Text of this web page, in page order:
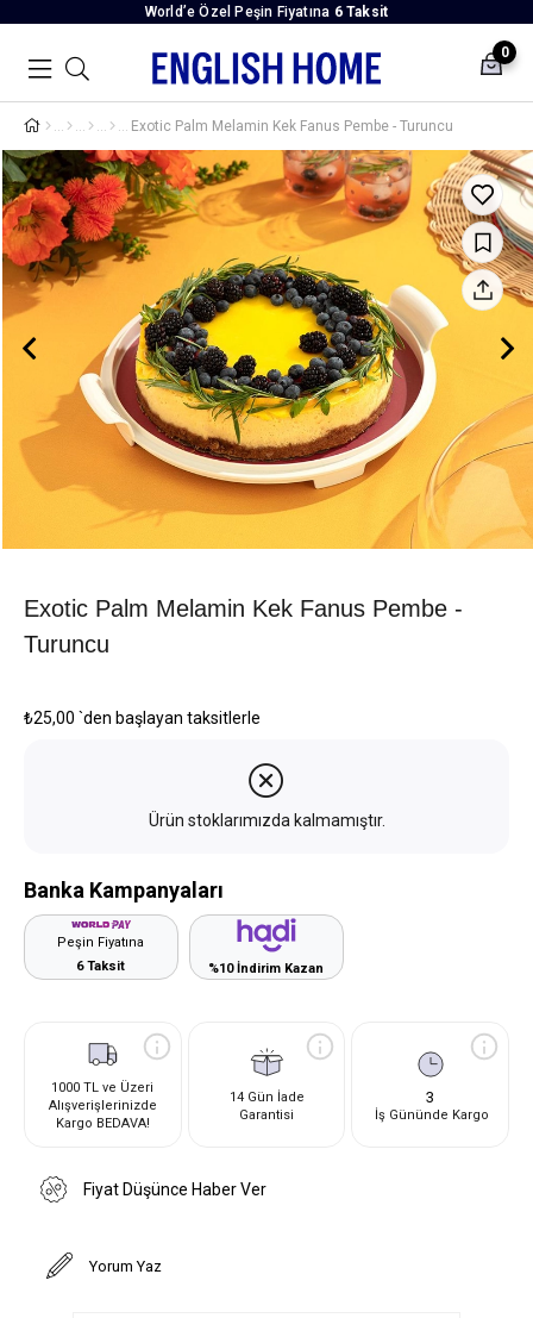
World’e Özel Peşin Fiyatına 6 Taksit
0
Exotic Palm Melamin Kek Fanus Pembe - Turuncu
Exotic Palm Melamin Kek Fanus Pembe -
Turuncu
₺25,00 `den başlayan taksitlerle
Ürün stoklarımızda kalmamıştır.
Banka Kampanyaları
Peşin Fiyatına
6 Taksit
%10 İndirim Kazan
1000 TL ve Üzeri
Alışverişlerinizde
Kargo BEDAVA!
14 Gün İade
Garantisi
3
İş Gününde Kargo
Fiyat Düşünce Haber Ver
Yorum Yaz